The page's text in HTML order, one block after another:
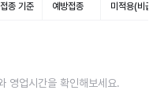
종 기준 예방접종 미적용(비급여)
영업시간을 확인해보세요.